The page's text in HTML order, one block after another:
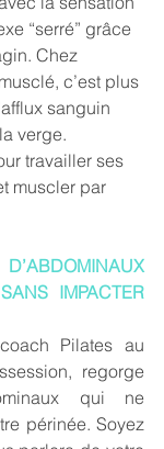
“serré” grâce
Chez
c’est plus
sanguin
verge.
travailler ses
muscler par
IMPACTER
Pilates au
regorge
qui ne
périnée. Soyez